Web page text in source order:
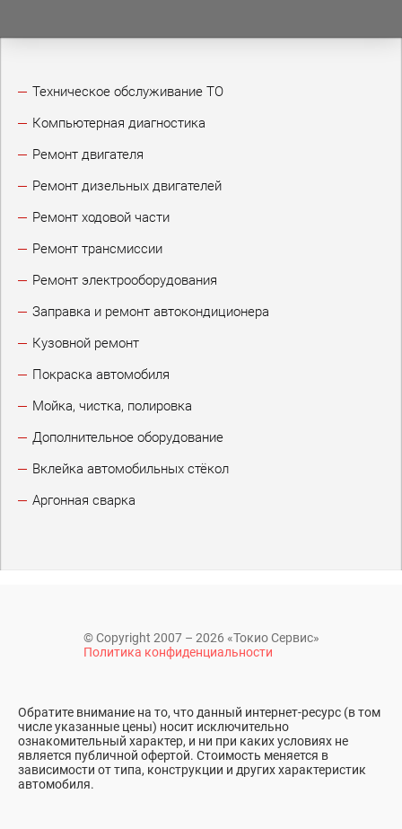
Техническое обслуживание ТО
Компьютерная диагностика
Ремонт двигателя
Ремонт дизельных двигателей
Ремонт ходовой части
Ремонт трансмиссии
Ремонт электрооборудования
Заправка и ремонт автокондиционера
Кузовной ремонт
Покраска автомобиля
Мойка, чистка, полировка
Дополнительное оборудование
Вклейка автомобильных стёкол
Аргонная сварка
© Copyright 2007 – 2026 «Токио Сервис»
Политика конфиденциальности
Обратите внимание на то, что данный интернет-ресурс (в том
числе указанные цены) носит исключительно
ознакомительный характер, и ни при каких условиях не
является публичной офертой. Стоимость меняется в
зависимости от типа, конструкции и других характеристик
автомобиля.